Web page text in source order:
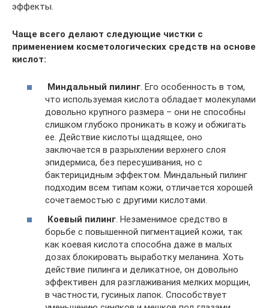
эффекты.
Чаще всего делают следующие чистки с
применением косметологических средств на основе
кислот:
Миндальный пилинг. Его особенность в том,
что используемая кислота обладает молекулами
довольно крупного размера – они не способны
слишком глубоко проникать в кожу и обжигать
ее. Действие кислоты щадящее, оно
заключается в разрыхлении верхнего слоя
эпидермиса, без пересушивания, но с
бактерицидным эффектом. Миндальный пилинг
подходим всем типам кожи, отличается хорошей
сочетаемостью с другими кислотами.
Коевый пилинг. Незаменимое средство в
борьбе с повышенной пигментацией кожи, так
как коевая кислота способна даже в малых
дозах блокировать выработку меланина. Хоть
действие пилинга и деликатное, он довольно
эффективен для разглаживания мелких морщин,
в частности, гусиных лапок. Способствует